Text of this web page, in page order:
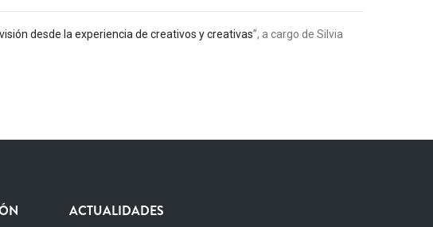
desde la experiencia de creativos y creativas”, a cargo de Silvia
ACTUALIDADES